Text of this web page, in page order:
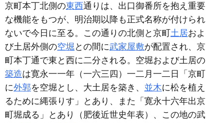
京町本丁北側の東西通りは、出口御番所を抱え重要
な機能をもつが、明治期以降も正式名称が付けられ
ないで今日に至る。この通りの北側と京町 土居およ
び土居外側の空堀 との間に武家屋敷が配置され、京
町本丁通で東と西に二分される。空堀および土居の
築造は寛永一一年 （一六三四） 一二月一二日「京町
に外郭を空堀とし、大土居を築き、 並木に松を植え
るために縄張りす」とあり、また「寛永十六年出京
町堀成る」とあり
（肥後近世史年表） 、この地の武